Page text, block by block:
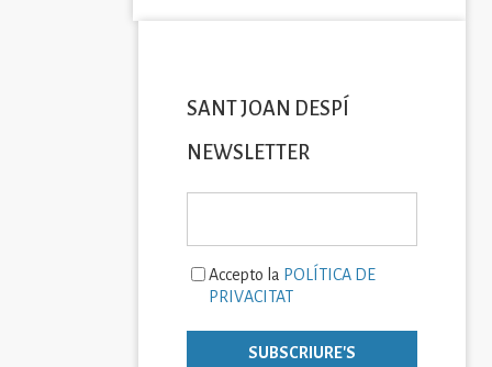
SANT JOAN DESPÍ
NEWSLETTER
Accepto la POLÍTICA DE
PRIVACITAT